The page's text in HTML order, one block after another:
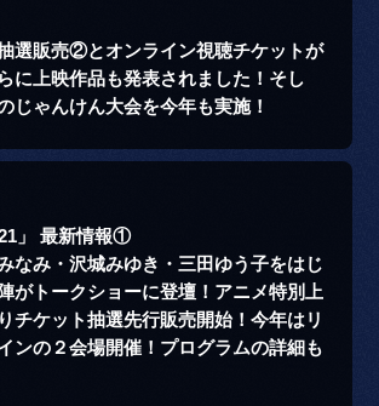
選販売②とオンライン視聴チケットが
に上映作品も発表されました！そし
じゃんけん大会を今年も実施！
」 最新情報①
なみ・沢城みゆき・三田ゆう子をはじ
がトークショーに登壇！アニメ特別上
チケット抽選先行販売開始！今年はリ
ンの２会場開催！プログラムの詳細も